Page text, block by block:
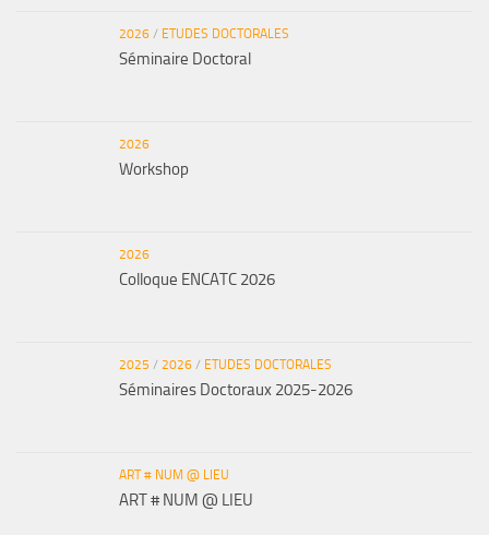
2026 / ETUDES DOCTORALES
Séminaire Doctoral
2026
Workshop
2026
Colloque ENCATC 2026
2025 / 2026 / ETUDES DOCTORALES
Séminaires Doctoraux 2025-2026
ART # NUM @ LIEU
ART # NUM @ LIEU